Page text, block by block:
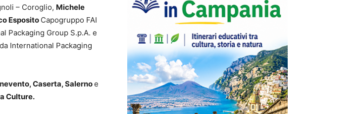
– Coroglio, Michele
Esposito Capogruppo FAI
Packaging Group S.p.A. e
International Packaging
Caserta, Salernoe
Culture.